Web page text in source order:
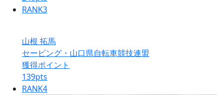
RANK3
山根 拓馬
セービング・山口県自転車競技連盟
獲得ポイント
139pts
RANK4